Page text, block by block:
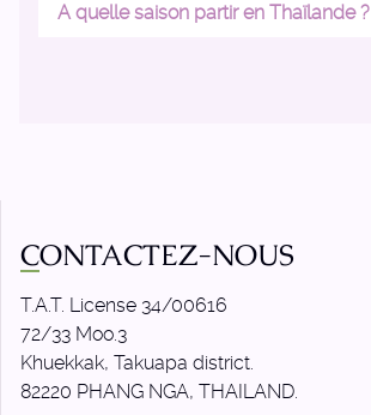
A quelle saison partir en Thaïlande ?
CONTACTEZ-NOUS
T.A.T. License 34/00616
72/33 Moo.3
Khuekkak, Takuapa district.
82220 PHANG NGA, THAILAND.